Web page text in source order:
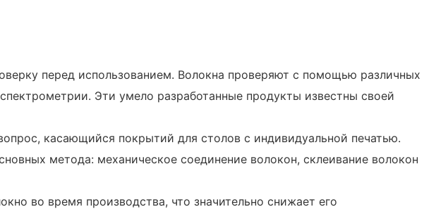
перед использованием. Волокна проверяют с помощью различных
Эти умело разработанные продукты известны своей
касающийся покрытий для столов с индивидуальной печатью.
метода: механическое соединение волокон, склеивание волокон
во время производства, что значительно снижает его